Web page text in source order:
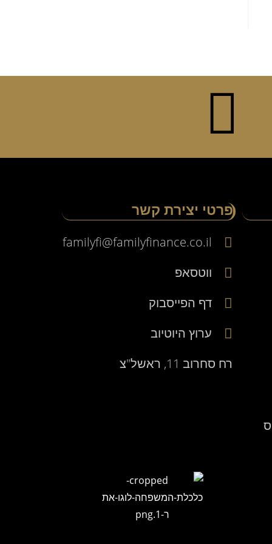
פרטי יצירת קשר
familyfi@familyfinance.co.il
ווטסאפ
דף הפייסבוק
ערוץ היוטיוב
רח סחרוב 11, ראשל"צ